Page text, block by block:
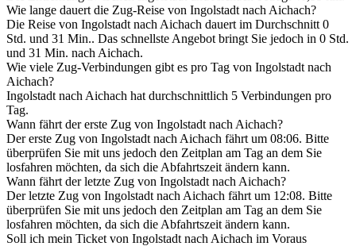
Wie lange dauert die Zug-Reise von Ingolstadt nach Aichach?
Die Reise von Ingolstadt nach Aichach dauert im Durchschnitt 0
Std. und 31 Min.. Das schnellste Angebot bringt Sie jedoch in 0 Std.
und 31 Min. nach Aichach.
Wie viele Zug-Verbindungen gibt es pro Tag von Ingolstadt nach
Aichach?
Ingolstadt nach Aichach hat durchschnittlich 5 Verbindungen pro
Tag.
Wann fährt der erste Zug von Ingolstadt nach Aichach?
Der erste Zug von Ingolstadt nach Aichach fährt um 08:06. Bitte
überprüfen Sie mit uns jedoch den Zeitplan am Tag an dem Sie
losfahren möchten, da sich die Abfahrtszeit ändern kann.
Wann fährt der letzte Zug von Ingolstadt nach Aichach?
Der letzte Zug von Ingolstadt nach Aichach fährt um 12:08. Bitte
überprüfen Sie mit uns jedoch den Zeitplan am Tag an dem Sie
losfahren möchten, da sich die Abfahrtszeit ändern kann.
Soll ich mein Ticket von Ingolstadt nach Aichach im Voraus